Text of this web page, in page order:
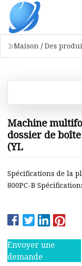
Maison / Des
Machine
dossier de
(YL
Spécifications de la
800PC-B
Envoyer une
demande